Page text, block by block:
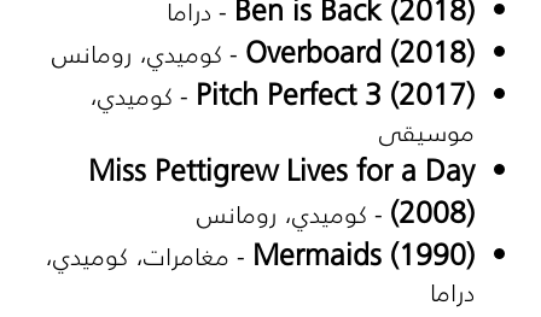
- دراما
Overboard (2018) - كوميدي، رومانس
Pitch Perfect 3 (2017) - كوميدي،
موسيقى
Miss Pettigrew Lives for a Day
(2008) - كوميدي، رومانس
Mermaids (1990) - مغامرات، كوميدي،
دراما